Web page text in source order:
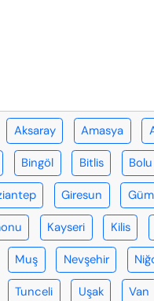
Aksaray Amasya
Bingöl Bitlis Bolu
Giresun
Kayseri Kilis
Muş Nevşehir
Tunceli Uşak Van